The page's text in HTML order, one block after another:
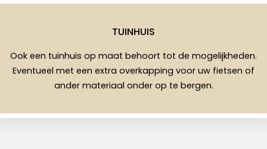
TUINHUIS
Ook een tuinhuis op maat behoort tot de mogelijkheden.
Eventueel met een extra overkapping voor uw fietsen of
ander materiaal onder op te bergen.